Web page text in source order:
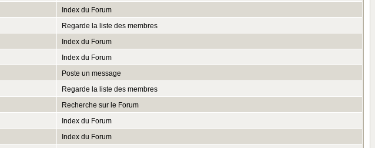
Index du Forum
Regarde la liste des membres
Index du Forum
Index du Forum
Poste un message
Regarde la liste des membres
Recherche sur le Forum
Index du Forum
Index du Forum